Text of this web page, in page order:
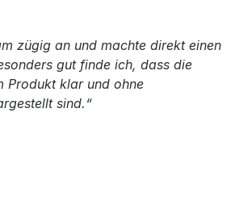
zügig an und machte direkt einen
gut finde ich, dass die
Produkt klar und ohne
sind.“